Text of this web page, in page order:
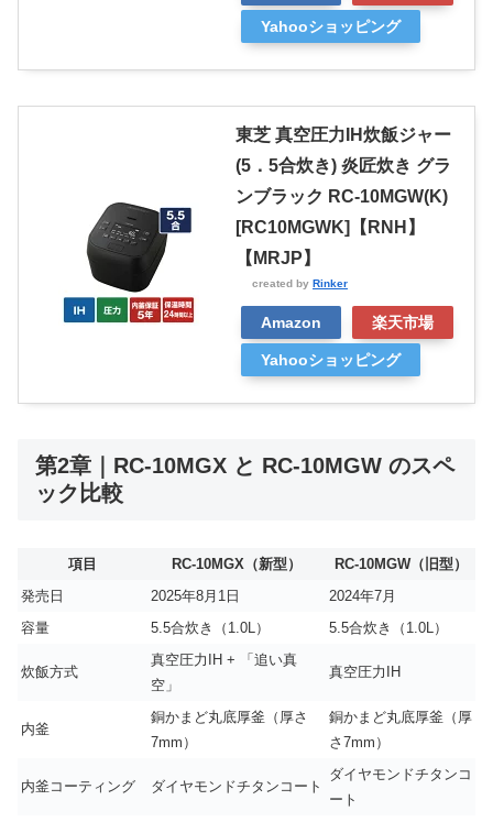
Yahooショッピング
東芝 真空圧力IH炊飯ジャー
(5．5合炊き) 炎匠炊き グラ
ンブラック RC-10MGW(K)
[RC10MGWK]【RNH】
【MRJP】
created by Rinker
Amazon 楽天市場
Yahooショッピング
第2章｜RC-10MGX と RC-10MGW のスペ
ック比較
項目 RC-10MGX（新型）
RC-10MGW（旧型）
発売日
2025年8月1日
2024年7月
容量
5.5合炊き（1.0L） 5.5合炊き（1.0L）
炊飯方式
真空圧力IH + 「追い真
空」
真空圧力IH
内釜
銅かまど丸底厚釜（厚さ
7mm）
銅かまど丸底厚釜（厚
さ7mm）
内釜コーティング ダイヤモンドチタンコート
ダイヤモンドチタンコ
ート